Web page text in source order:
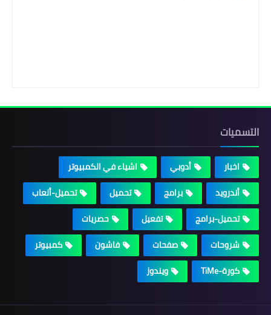
التسميات
اخبار أدوبي
اشياء في الكمبيوتر
أندرويد
برامج تحميل
تحميل-ألعاب
تحميل-برامج
تفعيل
حصريات
شروحات
صفحات فاشون
كمبيوتر
كورة-TiMe
ويندوز